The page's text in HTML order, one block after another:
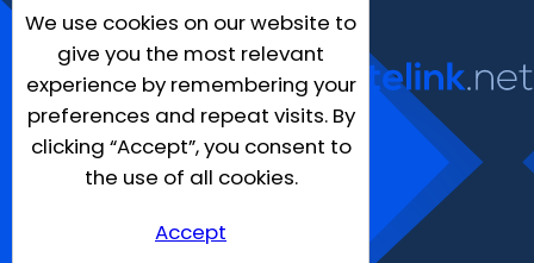
We use cookies on our website to
give you the most relevant
experience by remembering your
preferences and repeat visits. By
clicking “Accept”, you consent to
the use of all cookies.
Accept